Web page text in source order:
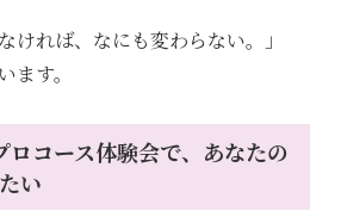
ければ、なにも変わらない。」
ます。
ロコース体験会で、あなたの
い